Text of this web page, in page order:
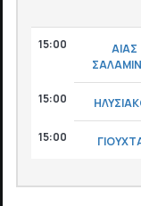
15:00
ΑΙΑΣ
15:00
15:00